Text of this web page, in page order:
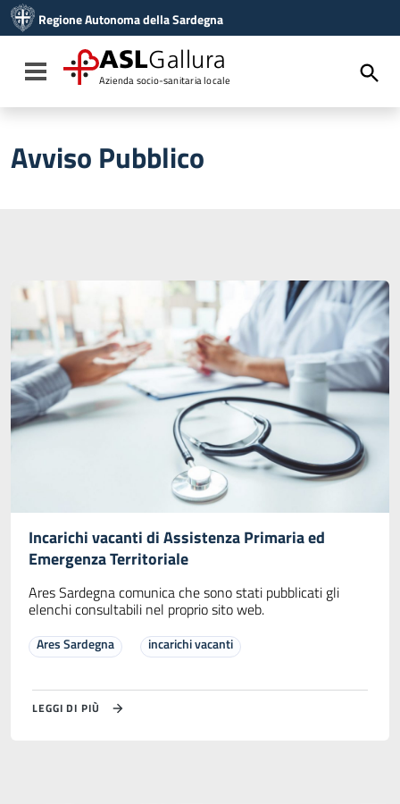
Vai al menu di navigazione
Vai al footer
Regione Autonoma della Sardegna
Toggle navigation
ASLGallura
Azienda socio-sanitaria locale
Avviso Pubblico
Incarichi vacanti di Assistenza Primaria ed
Emergenza Territoriale
Ares Sardegna comunica che sono stati pubblicati gli
elenchi consultabili nel proprio sito web.
Ares Sardegna incarichi vacanti
LEGGI DI PIÙ